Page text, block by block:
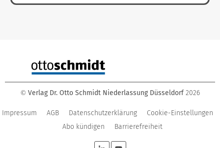
© Verlag Dr. Otto Schmidt Niederlassung Düsseldorf 2026
Impressum AGB Datenschutzerklärung
Cookie-Einstellungen
Abo kündigen
Barrierefreiheit